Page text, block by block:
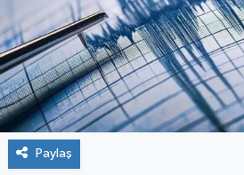
Paylaş
SPOR